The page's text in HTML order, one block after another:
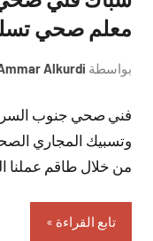
معلم صحي
بواسطة Alkurdi
فني صحي جنوب
وتسبيك المجاري
من خلال طاقم
تابع القراءة